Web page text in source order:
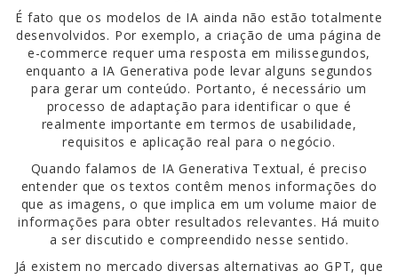
É fato que os modelos de IA ainda não estão totalmente
desenvolvidos. Por exemplo, a criação de uma página de
e-commerce requer uma resposta em milissegundos,
enquanto a IA Generativa pode levar alguns segundos
para gerar um conteúdo. Portanto, é necessário um
processo de adaptação para identificar o que é
realmente importante em termos de usabilidade,
requisitos e aplicação real para o negócio.
Quando falamos de IA Generativa Textual, é preciso
entender que os textos contêm menos informações do
que as imagens, o que implica em um volume maior de
informações para obter resultados relevantes. Há muito
a ser discutido e compreendido nesse sentido.
Já existem no mercado diversas alternativas ao GPT, que